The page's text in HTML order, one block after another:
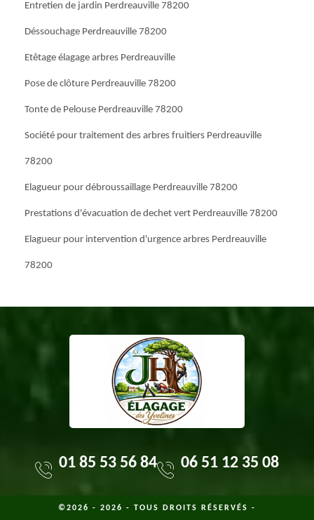
Entretien de jardin Perdreauville 78200
Déssouchage Perdreauville 78200
Etêtage élagage arbres Perdreauville
Pose de clôture Perdreauville 78200
Tonte de Pelouse Perdreauville 78200
Société pour traitement des arbres fruitiers Perdreauville
78200
Elagueur pour débroussaillage Perdreauville 78200
Prestations d'évacuation de dechet vert Perdreauville 78200
Elagueur pour intervention d'urgence arbres Perdreauville
78200
01 85 53 56 84 06 51 12 35 08
©2026 - 2026 - TOUS DROITS RÉSERVÉS -